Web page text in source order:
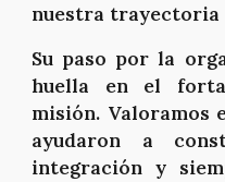
nuestra trayectoria
Su paso por la
huella en el
misión. Valoramos
ayudaron a
integración y